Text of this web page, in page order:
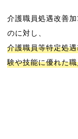
介護職員処遇改善
介護職員等特定処
験や技能に優れた